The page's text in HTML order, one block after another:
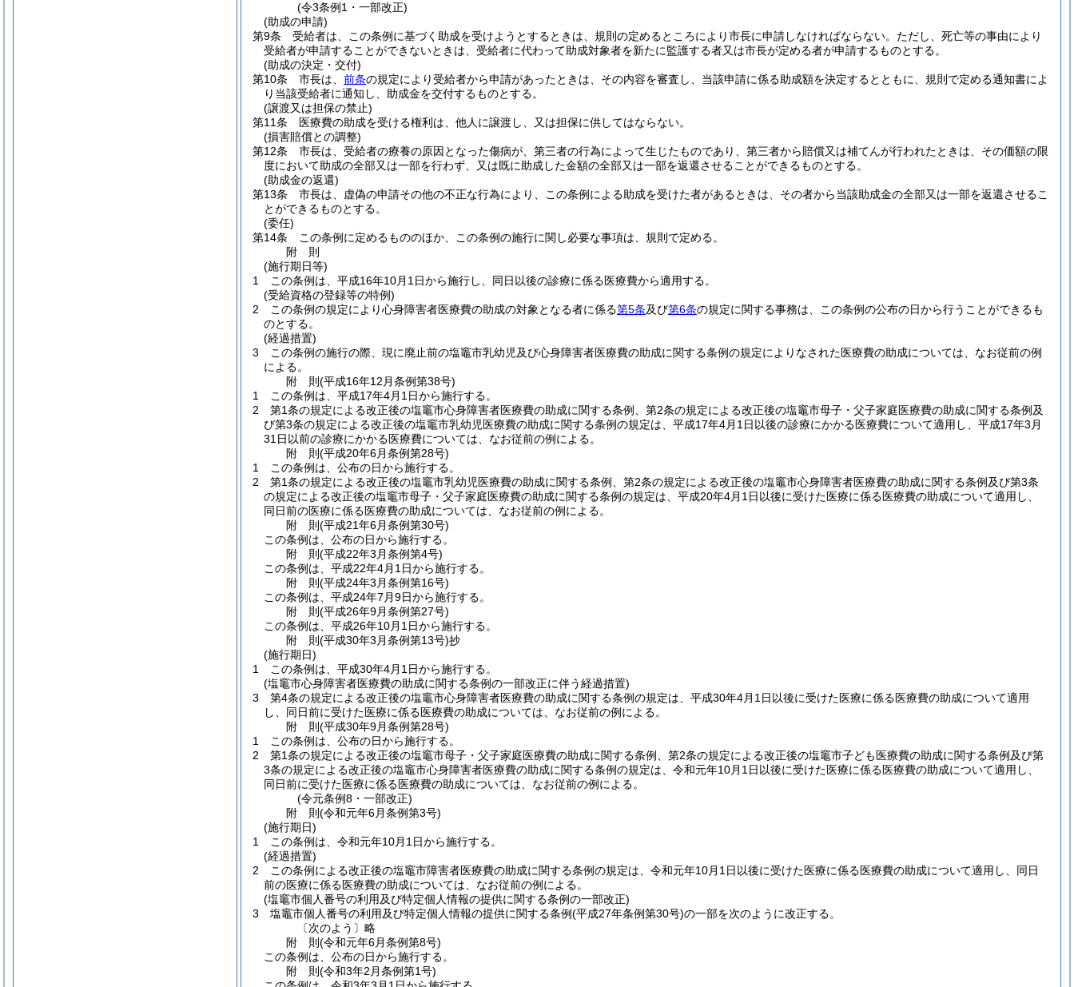
(令3条例1・一部改正)
(助成の申請)
第9条
受給者は、この条例に基づく助成を受けようとするときは、規則の定めるところにより市長に申請しなければならない。 ただし、死亡等の事由により
受給者が申請することができないときは、受給者に代わって助成対象者を新たに監護する者又は市長が定める者が申請するものとする。
(助成の決定・交付)
第10条
市長は、 前条の規定により受給者から申請があったときは、その内容を審査し、当該申請に係る助成額を決定するとともに、規則で定める通知書によ
り当該受給者に通知し、助成金を交付するものとする。
(譲渡又は担保の禁止)
第11条
医療費の助成を受ける権利は、他人に譲渡し、又は担保に供してはならない。
(損害賠償との調整)
第12条
市長は、受給者の療養の原因となった傷病が、第三者の行為によって生じたものであり、第三者から賠償又は補てんが行われたときは、その価額の限
度において助成の全部又は一部を行わず、又は既に助成した金額の全部又は一部を返還させることができるものとする。
(助成金の返還)
第13条
市長は、虚偽の申請その他の不正な行為により、この条例による助成を受けた者があるときは、その者から当該助成金の全部又は一部を返還させるこ
とができるものとする。
(委任)
第14条
この条例に定めるもののほか、この条例の施行に関し必要な事項は、規則で定める。
附 則
(施行期日等)
1
この条例は、平成16年10月1日から施行し、同日以後の診療に係る医療費から適用する。
(受給資格の登録等の特例)
2
この条例の規定により心身障害者医療費の助成の対象となる者に係る第5条及び第6条の規定に関する事務は、この条例の公布の日から行うことができるも
のとする。
(経過措置)
3
この条例の施行の際、現に廃止前の塩竈市乳幼児及び心身障害者医療費の助成に関する条例の規定によりなされた医療費の助成については、なお従前の例
による。
附 則(平成16年12月条例第38号)
1
この条例は、平成17年4月1日から施行する。
2
第1条の規定による改正後の塩竈市心身障害者医療費の助成に関する条例、第2条の規定による改正後の塩竈市母子・父子家庭医療費の助成に関する条例及
び第3条の規定による改正後の塩竈市乳幼児医療費の助成に関する条例の規定は、平成17年4月1日以後の診療にかかる医療費について適用し、平成17年3月
31日以前の診療にかかる医療費については、なお従前の例による。
附 則(平成20年6月条例第28号)
1
この条例は、公布の日から施行する。
2
第1条の規定による改正後の塩竈市乳幼児医療費の助成に関する条例、第2条の規定による改正後の塩竈市心身障害者医療費の助成に関する条例及び第3条
の規定による改正後の塩竈市母子・父子家庭医療費の助成に関する条例の規定は、平成20年4月1日以後に受けた医療に係る医療費の助成について適用し、
同日前の医療に係る医療費の助成については、なお従前の例による。
附 則(平成21年6月条例第30号)
この条例は、公布の日から施行する。
附 則(平成22年3月条例第4号)
この条例は、平成22年4月1日から施行する。
附 則(平成24年3月条例第16号)
この条例は、平成24年7月9日から施行する。
附 則(平成26年9月条例第27号)
この条例は、平成26年10月1日から施行する。
附 則(平成30年3月条例第13号)抄
(施行期日)
1
この条例は、平成30年4月1日から施行する。
(塩竈市心身障害者医療費の助成に関する条例の一部改正に伴う経過措置)
3
第4条の規定による改正後の塩竈市心身障害者医療費の助成に関する条例の規定は、平成30年4月1日以後に受けた医療に係る医療費の助成について適用
し、同日前に受けた医療に係る医療費の助成については、なお従前の例による。
附 則(平成30年9月条例第28号)
1
この条例は、公布の日から施行する。
2
第1条の規定による改正後の塩竈市母子・父子家庭医療費の助成に関する条例、第2条の規定による改正後の塩竈市子ども医療費の助成に関する条例及び第
3条の規定による改正後の塩竈市心身障害者医療費の助成に関する条例の規定は、令和元年10月1日以後に受けた医療に係る医療費の助成について適用し、
同日前に受けた医療に係る医療費の助成については、なお従前の例による。
(令元条例8・一部改正)
附 則(令和元年6月条例第3号)
(施行期日)
1
この条例は、令和元年10月1日から施行する。
(経過措置)
2
この条例による改正後の塩竈市障害者医療費の助成に関する条例の規定は、令和元年10月1日以後に受けた医療に係る医療費の助成について適用し、同日
前の医療に係る医療費の助成については、なお従前の例による。
(塩竈市個人番号の利用及び特定個人情報の提供に関する条例の一部改正)
3
塩竈市個人番号の利用及び特定個人情報の提供に関する条例(平成27年条例第30号)の一部を次のように改正する。
〔次のよう〕略
附 則(令和元年6月条例第8号)
この条例は、公布の日から施行する。
附 則(令和3年2月条例第1号)